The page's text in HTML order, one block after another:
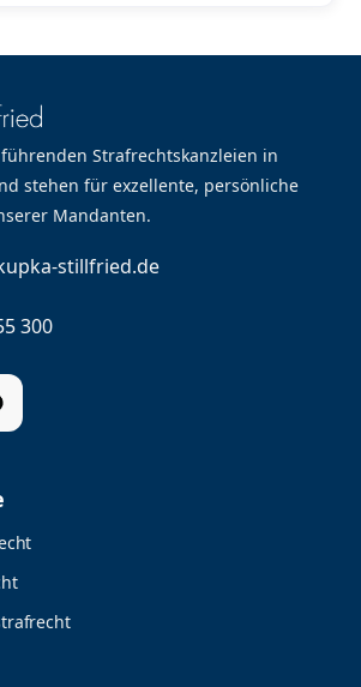
Strafrechtskanzleien in
stehen für exzellente, persönliche
Mandanten.
stillfried.de
300